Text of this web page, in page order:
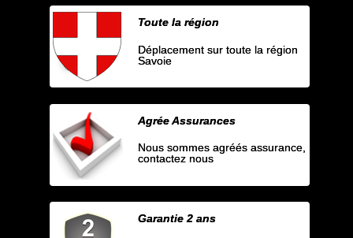
Toute la région
Déplacement sur toute la région
Savoie
Agrée Assurances
Nous sommes agréés assurance,
contactez nous
Garantie 2 ans